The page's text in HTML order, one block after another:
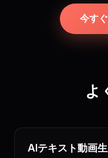
今す
よ
AIテキスト動画